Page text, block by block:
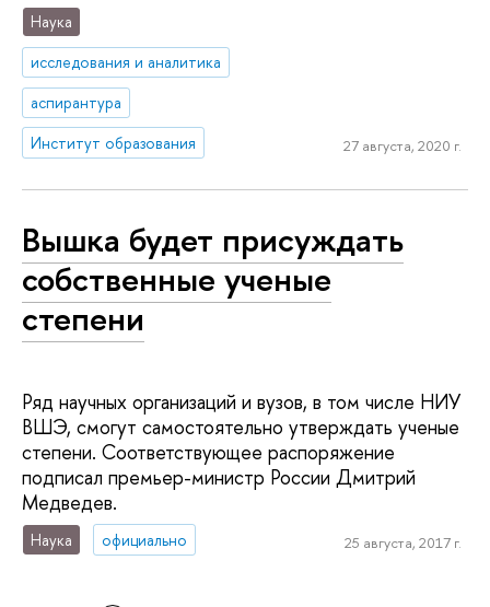
Наука
исследования и аналитика
аспирантура
Институт образования
27 августа, 2020 г.
Вышка будет присуждать
собственные ученые
степени
Ряд научных организаций и вузов, в том числе НИУ
ВШЭ, смогут самостоятельно утверждать ученые
степени. Соответствующее распоряжение
подписал премьер-министр России Дмитрий
Медведев.
Наука официально 25 августа, 2017 г.